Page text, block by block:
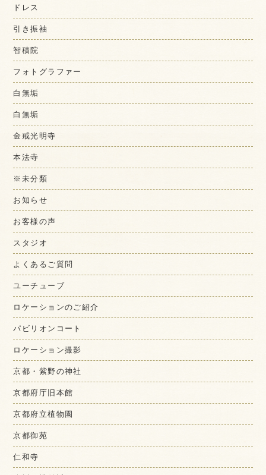
ドレス
引き振袖
智積院
フォトグラファー
白無垢
白無垢
金戒光明寺
本法寺
※未分類
お知らせ
お客様の声
スタジオ
よくあるご質問
ユーチューブ
ロケーションのご紹介
パビリオンコート
ロケーション撮影
京都・紫野の神社
京都府庁旧本館
京都府立植物園
京都御苑
仁和寺